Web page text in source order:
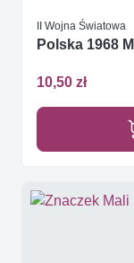
II Wojna Światowa
Polska 1968
10,50 zł